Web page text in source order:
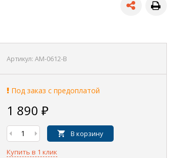
Артикул: AM-0612-B
Под заказ с предоплатой
1 890 ₽
В корзину
Купить в 1 клик